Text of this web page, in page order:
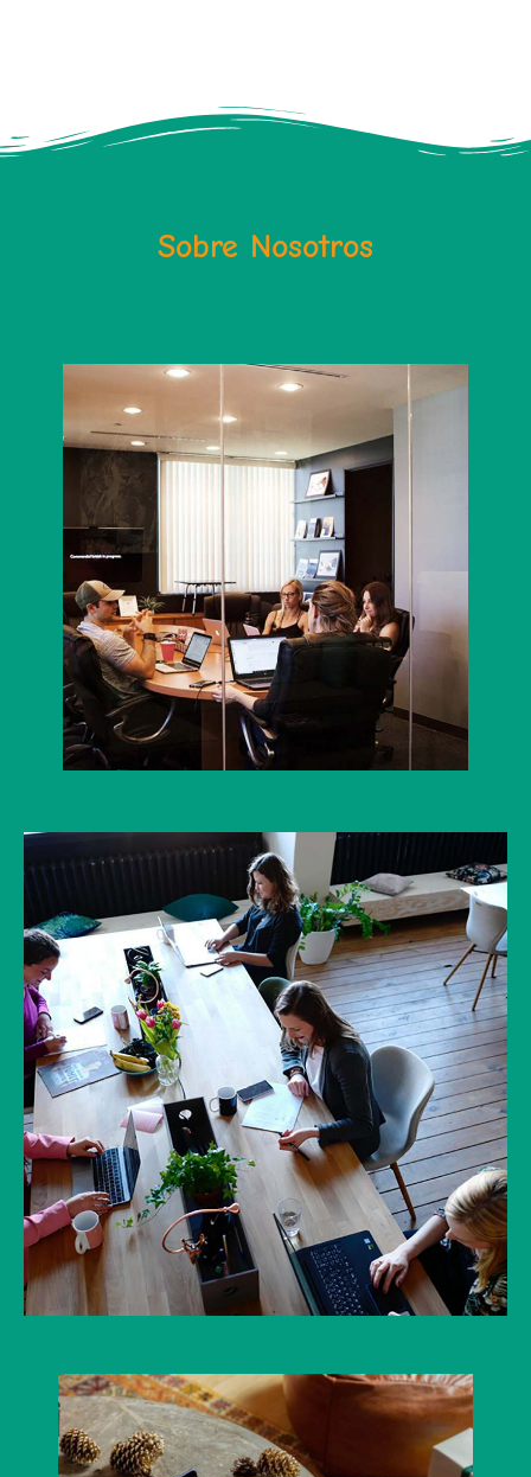
Sobre Nosotros